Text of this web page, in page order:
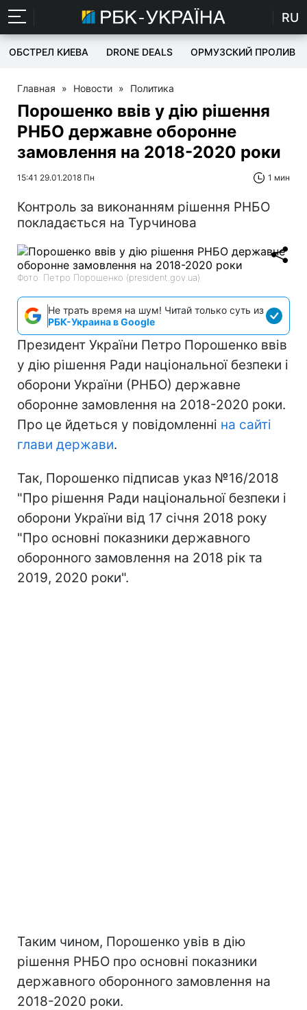
RU
ОБСТРЕЛ КИЕВА DRONE DEALS ОРМУЗСКИЙ ПРОЛИВ
Главная » Новости » Политика
Порошенко ввів у дію рішення
РНБО державне оборонне
замовлення на 2018-2020 роки
15:41 29.01.2018 Пн 1 мин
Контроль за виконанням рішення РНБО
покладається на Турчинова
Фото: Петро Порошенко (president.gov.ua)
Не трать время на шум! Читай только суть из
РБК-Украина в Google
Президент України Петро Порошенко ввів
у дію рішення Ради національної безпеки і
оборони України (РНБО) державне
оборонне замовлення на 2018-2020 роки.
Про це йдеться у повідомленні на сайті
глави держави.
Так, Порошенко підписав указ №16/2018
"Про рішення Ради національної безпеки і
оборони України від 17 січня 2018 року
"Про основні показники державного
оборонного замовлення на 2018 рік та
2019, 2020 роки".
Таким чином, Порошенко увів в дію
рішення РНБО про основні показники
державного оборонного замовлення на
2018-2020 роки.